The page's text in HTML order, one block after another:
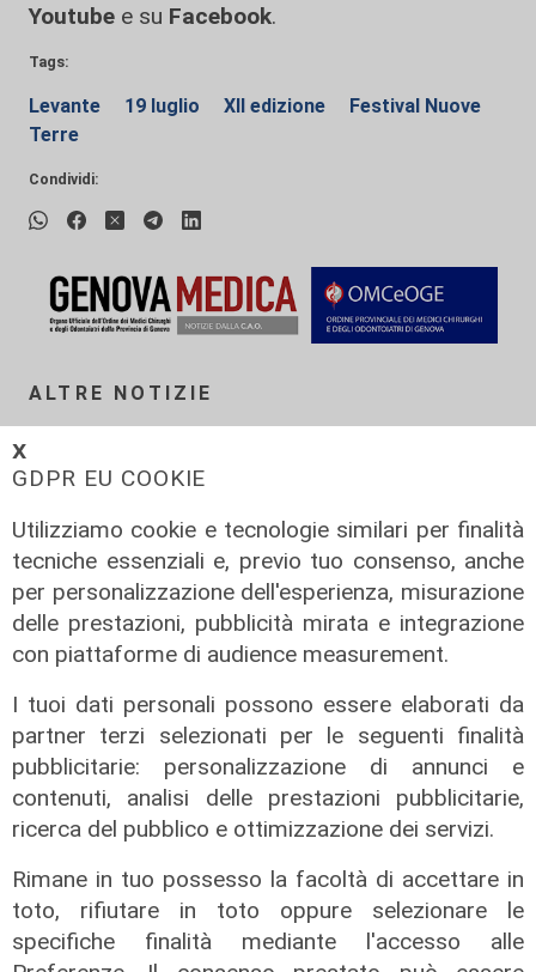
𝗫
GDPR EU COOKIE
Utilizziamo cookie e tecnologie similari per finalità
tecniche essenziali e, previo tuo consenso, anche
per personalizzazione dell'esperienza, misurazione
delle prestazioni, pubblicità mirata e integrazione
con piattaforme di audience measurement.
I tuoi dati personali possono essere elaborati da
partner terzi selezionati per le seguenti finalità
pubblicitarie: personalizzazione di annunci e
contenuti, analisi delle prestazioni pubblicitarie,
ricerca del pubblico e ottimizzazione dei servizi.
Rimane in tuo possesso la facoltà di accettare in
toto, rifiutare in toto oppure selezionare le
specifiche finalità mediante l'accesso alle
Youtube e su Facebook.
Tags:
Levante 19 luglio XII edizione
Festival Nuove
Terre
Condividi:
ALTRE NOTIZIE
Addio
Mondo della musica in lutto, è
06/08/2026
di F.S.